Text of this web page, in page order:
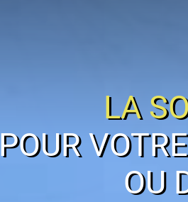
LA
POUR
OU